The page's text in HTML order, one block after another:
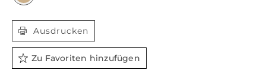
Ausdrucken
Zu Favoriten hinzufügen